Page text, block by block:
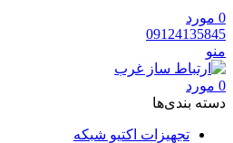
0 مورد
09124135845
منو
0 مورد
دسته‌ بندی‌ها
تجهیزات اکتیو شبکه